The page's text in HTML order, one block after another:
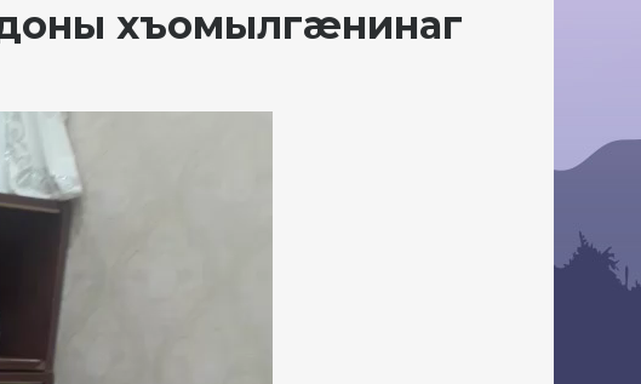
хъомылгæнинаг